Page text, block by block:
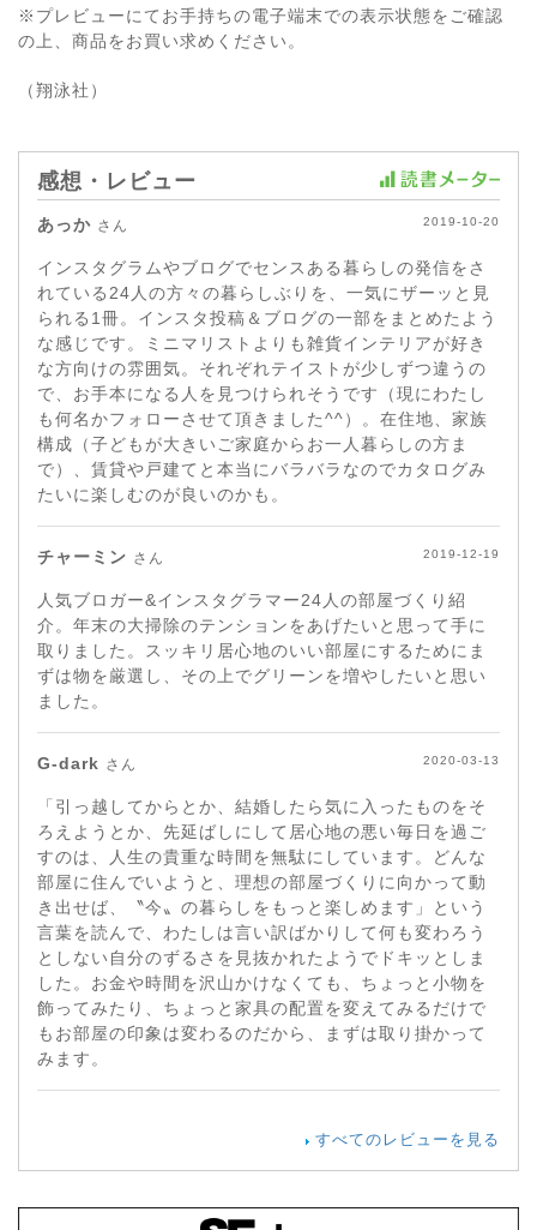
※プレビューにてお手持ちの電子端末での表示状態をご確認
の上、商品をお買い求めください。
（翔泳社）
感想・レビュー
あっか さん 2019-10-20
インスタグラムやブログでセンスある暮らしの発信をさ
れている24人の方々の暮らしぶりを、一気にザーッと見
られる1冊。インスタ投稿＆ブログの一部をまとめたよう
な感じです。ミニマリストよりも雑貨インテリアが好き
な方向けの雰囲気。それぞれテイストが少しずつ違うの
で、お手本になる人を見つけられそうです（現にわたし
も何名かフォローさせて頂きました^^）。在住地、家族
構成（子どもが大きいご家庭からお一人暮らしの方ま
で）、賃貸や戸建てと本当にバラバラなのでカタログみ
たいに楽しむのが良いのかも。
チャーミン さん 2019-12-19
人気ブロガー&インスタグラマー24人の部屋づくり紹
介。年末の大掃除のテンションをあげたいと思って手に
取りました。スッキリ居心地のいい部屋にするためにま
ずは物を厳選し、その上でグリーンを増やしたいと思い
ました。
G-dark さん 2020-03-13
「引っ越してからとか、結婚したら気に入ったものをそ
ろえようとか、先延ばしにして居心地の悪い毎日を過ご
すのは、人生の貴重な時間を無駄にしています。どんな
部屋に住んでいようと、理想の部屋づくりに向かって動
き出せば、〝今〟の暮らしをもっと楽しめます」という
言葉を読んで、わたしは言い訳ばかりして何も変わろう
としない自分のずるさを見抜かれたようでドキッとしま
した。お金や時間を沢山かけなくても、ちょっと小物を
飾ってみたり、ちょっと家具の配置を変えてみるだけで
もお部屋の印象は変わるのだから、まずは取り掛かって
みます。
すべてのレビューを見る